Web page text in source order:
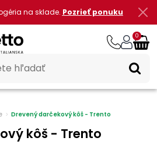
na sklade. Pozrieť ponuku
0
Drevený darčekový kôš - Trento
kôš - Trento